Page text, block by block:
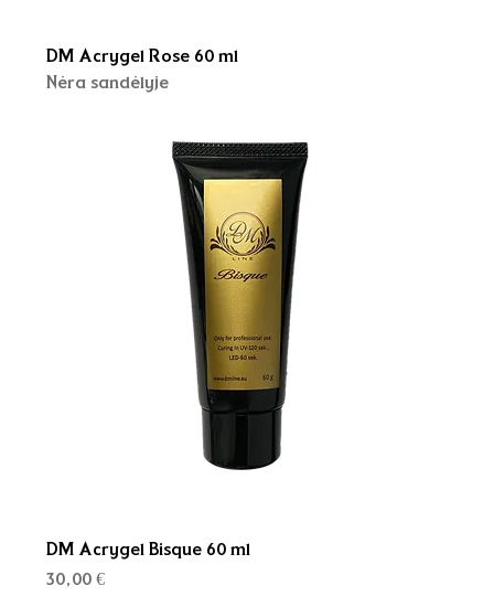
DM Acrygel Rose 60 ml
Nėra sandėlyje
DM Acrygel Bisque 60 ml
Kaina
30,00 €